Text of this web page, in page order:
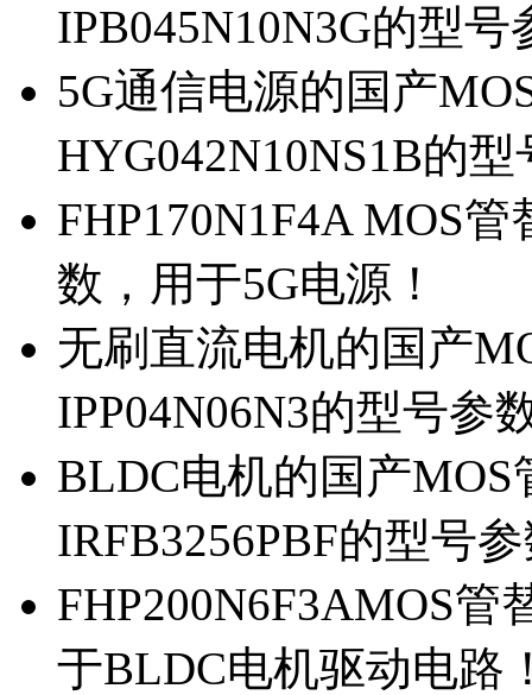
IPB045N10N3G的型号
5G通信电源的国产
HYG042N10NS1B的
FHP170N1F4A MOS
数，用于5G电源！
无刷直流电机的国产
IPP04N06N3的型号参
BLDC电机的国产MOS
IRFB3256PBF的型号
FHP200N6F3AMOS管
于BLDC电机驱动电路